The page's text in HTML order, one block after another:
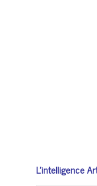
L'intelligence